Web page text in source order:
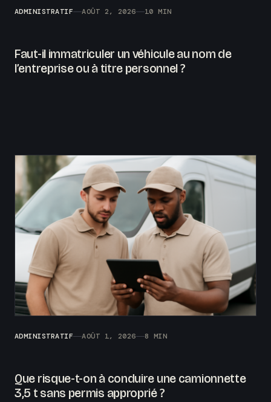
ADMINISTRATIF AOÛT 2, 2026 10 MIN
Faut-il immatriculer un véhicule au nom de
l’entreprise ou à titre personnel ?
ADMINISTRATIF AOÛT 1, 2026 8 MIN
Que risque-t-on à conduire une camionnette
3,5 t sans permis approprié ?